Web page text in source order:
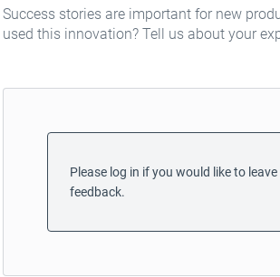
Success stories are important for new
used this innovation? Tell us about your
Please log in if you would like to leave
feedback.